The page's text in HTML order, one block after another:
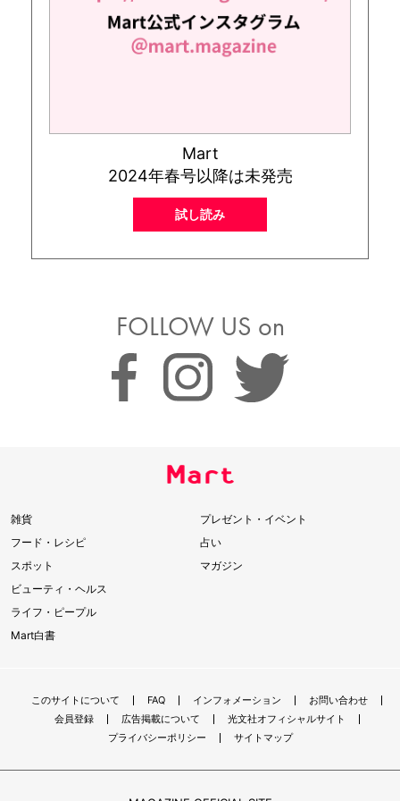
Mart
2024年春号以降は未発売
試し読み
FOLLOW US on
雑貨
フード・レシピ
スポット
ビューティ・ヘルス
ライフ・ピープル
Mart白書
プレゼント・イベント
占い
マガジン
このサイトについて FAQ インフォメーション
お問い合わせ
会員登録
広告掲載について
光文社オフィシャルサイト
プライバシーポリシー
サイトマップ